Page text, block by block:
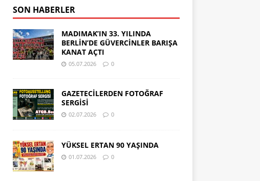
SON HABERLER
MADIMAK’IN 33. YILINDA
BERLİN’DE GÜVERCİNLER BARIŞA
KANAT AÇTI
05.07.2026 0
GAZETECİLERDEN FOTOĞRAF
SERGİSİ
02.07.2026 0
YÜKSEL ERTAN 90 YAŞINDA
01.07.2026 0